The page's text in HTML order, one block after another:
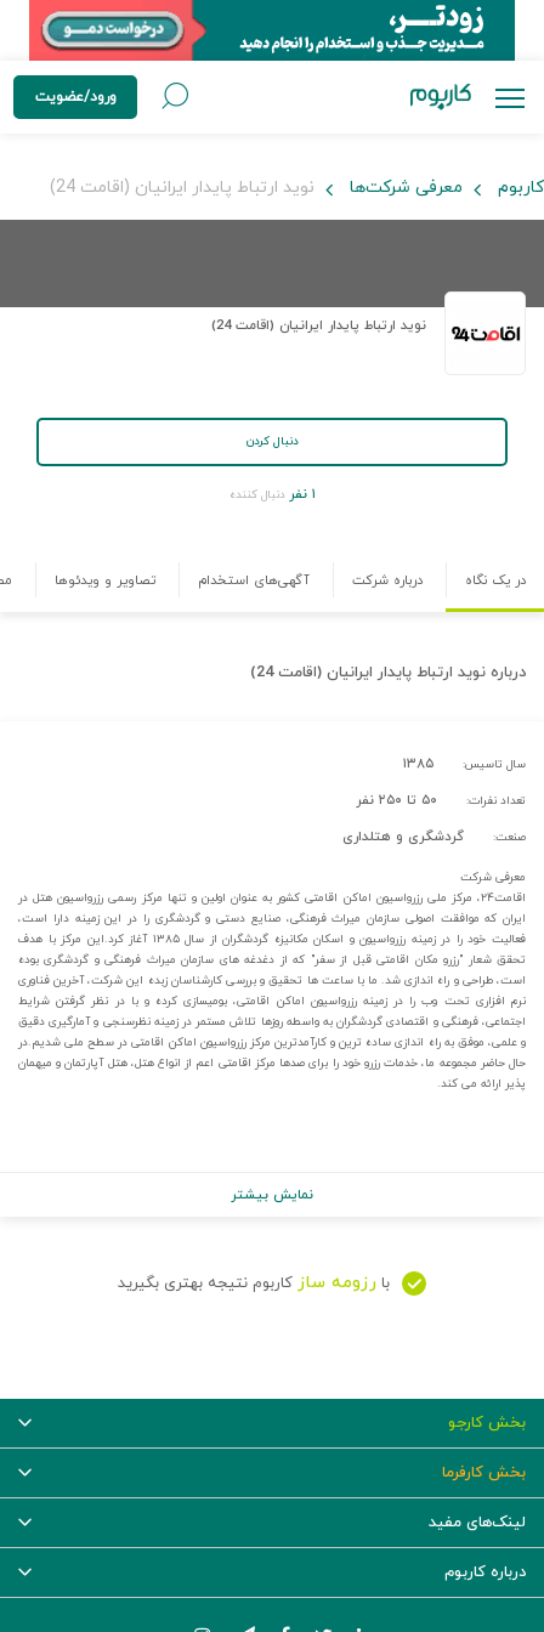
ورود/عضویت
کاربوم معرفی شرکت‌ها نوید ارتباط پایدار ایرانیان (اقامت 24)
نوید ارتباط پایدار ایرانیان (اقامت 24)
دنبال کردن
۱ نفر دنبال کننده
در یک نگاه درباره شرکت آگهی‌های استخدام تصاویر و ویدئوها
درباره نوید ارتباط پایدار ایرانیان (اقامت 24)
سال تاسیس: ۱۳۸۵
تعداد نفرات: ۵۰ تا ۲۵۰ نفر
صنعت: گردشگری و هتلداری
معرفی شرکت
اقامت۲۴، مرکز ملی رزرواسیون اماکن اقامتی کشور به عنوان اولین و تنها مرکز رسمی رزرواسیون هتل در
ایران که موافقت اصولی سازمان میراث فرهنگی، صنایع دستی و گردشگری را در این زمینه دارا است،
فعالیت خود را در زمینه رزرواسیون و اسکان مکانیزه گردشگران از سال ۱۳۸۵ آغاز کرد.این مرکز با هدف
تحقق شعار "رزرو مکان اقامتی قبل از سفر" که از دغدغه های سازمان میراث فرهنگی و گردشگری بوده
است، طراحی و راه اندازی شد. ما با ساعت ها تحقیق و بررسی کارشناسان زبده این شرکت، آخرین فناوری
نرم افزاری تحت وب را در زمینه رزرواسیون اماکن اقامتی، بومیسازی کرده و با در نظر گرفتن شرایط
اجتماعی، فرهنگی و اقتصادی گردشگران به واسطه روزها تلاش مستمر در زمینه نظرسنجی و آمارگیری دقیق
و علمی، موفق به راه اندازی ساده ترین و کارآمدترین مرکز رزرواسیون اماکن اقامتی در سطح ملی شدیم.در
حال حاضر مجموعه ما، خدمات رزرو خود را برای صدها مرکز اقامتی اعم از انواع هتل، هتل آپارتمان و میهمان
پذیر ارائه می کند.
نمایش بیشتر
با رزومه ساز کاربوم نتیجه بهتری بگیرید
بخش کارجو
بخش کارفرما
لینک‌های مفید
درباره کاربوم